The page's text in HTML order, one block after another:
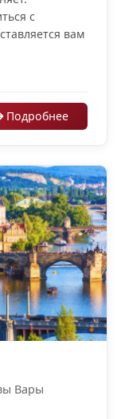
с
вам
Подробнее
Вары